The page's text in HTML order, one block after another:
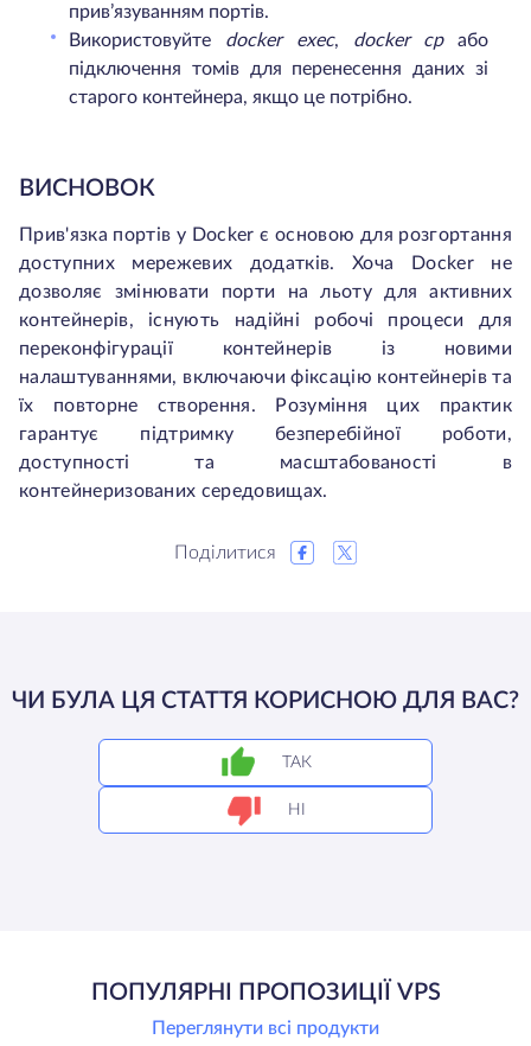
прив’язуванням портів.
Використовуйте
docker exec, docker cpабо
підключення томів для перенесення даних зі
старого контейнера, якщо це потрібно.
ВИСНОВОК
Прив'язка портів у Docker є основою для розгортання
доступних мережевих додатків. Хоча Docker не
дозволяє змінювати порти на льоту для активних
контейнерів, існують надійні робочі процеси для
переконфігурації контейнерів із новими
налаштуваннями, включаючи фіксацію контейнерів та
їх повторне створення. Розуміння цих практик
гарантує підтримку безперебійної роботи,
доступності та масштабованості в
контейнеризованих середовищах.
Поділитися
ЧИ БУЛА ЦЯ СТАТТЯ КОРИСНОЮ ДЛЯ ВАС?
ТАК
НІ
ПОПУЛЯРНІ ПРОПОЗИЦІЇ VPS
Переглянути всі продукти